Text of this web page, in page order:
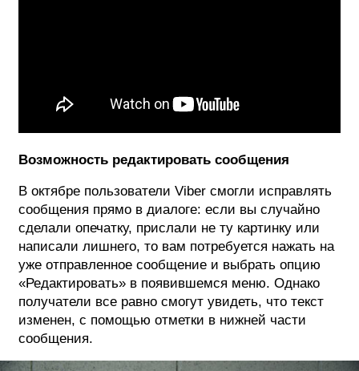
Возможность редактировать сообщения
В октябре пользователи Viber смогли исправлять
сообщения прямо в диалоге: если вы случайно
сделали опечатку, прислали не ту картинку или
написали лишнего, то вам потребуется нажать на
уже отправленное сообщение и выбрать опцию
«Редактировать» в появившемся меню. Однако
получатели все равно смогут увидеть, что текст
изменен, с помощью отметки в нижней части
сообщения.